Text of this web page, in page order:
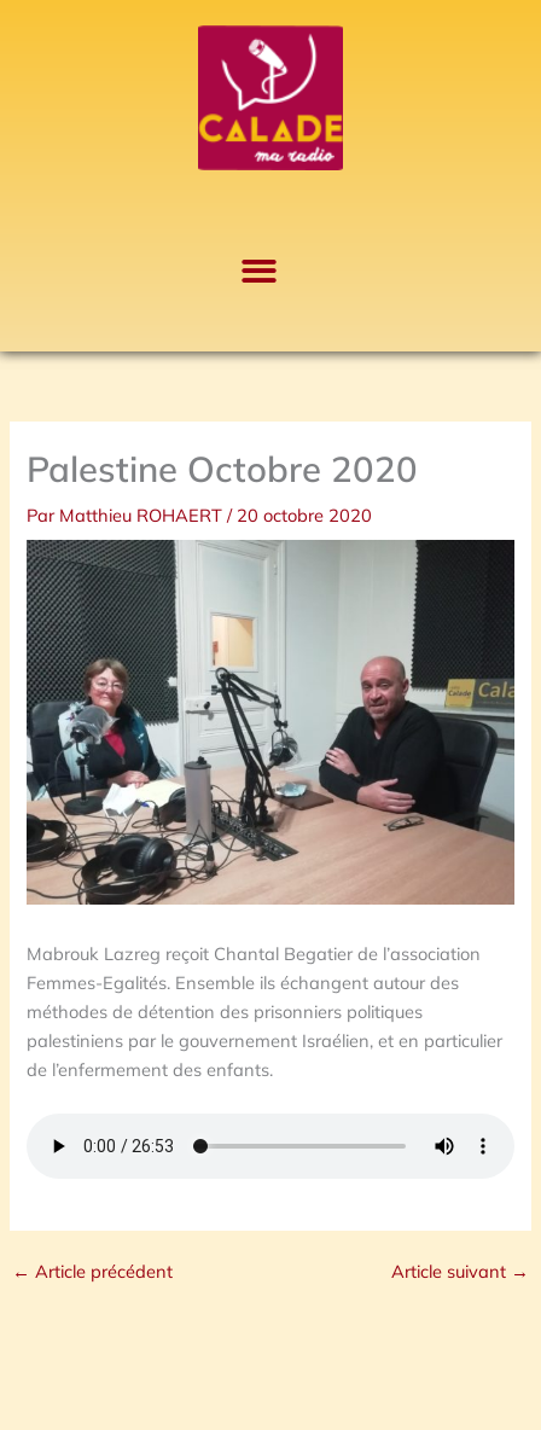
Palestine Octobre 2020
Par Matthieu ROHAERT/ 20 octobre 2020
Mabrouk Lazreg reçoit Chantal Begatier de l’association
Femmes-Egalités. Ensemble ils échangent autour des
méthodes de détention des prisonniers politiques
palestiniens par le gouvernement Israélien, et en particulier
de l’enfermement des enfants.
← Article précédent Article suivant →